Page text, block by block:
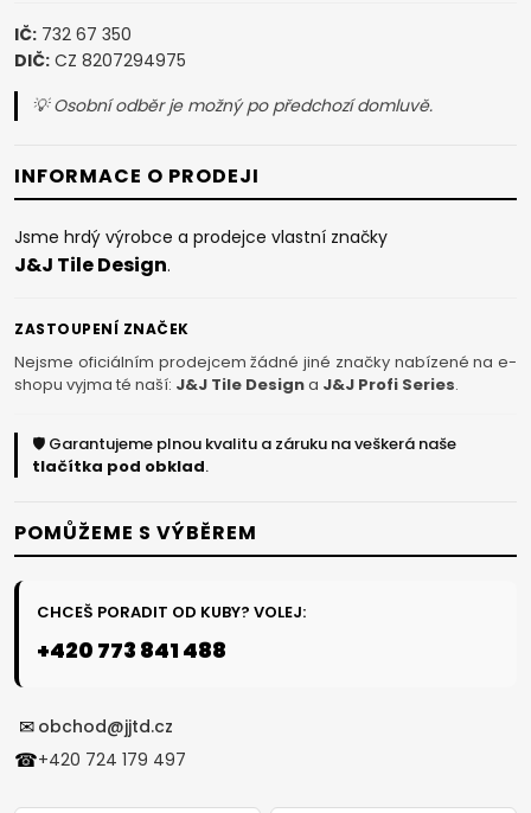
IČ: 732 67 350
DIČ: CZ 8207294975
💡 Osobní odběr je možný po předchozí domluvě.
INFORMACE O PRODEJI
Jsme hrdý výrobce a prodejce vlastní značky
J&J Tile Design.
ZASTOUPENÍ ZNAČEK
Nejsme oficiálním prodejcem žádné jiné značky nabízené na e-
shopu vyjma té naší: J&J Tile Designa J&J Profi Series.
🛡️ Garantujeme plnou kvalitu a záruku na veškerá naše
tlačítka pod obklad.
POMŮŽEME S VÝBĚREM
CHCEŠ PORADIT OD KUBY? VOLEJ:
+420 773 841 488
✉ obchod@jjtd.cz
☎+420 724 179 497